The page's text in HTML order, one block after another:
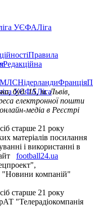
УЄФАЛіга
Правила
Редакційна
МЛСНідерландиФранція
УЄФАЛіга
буд. 15, м. Львів,
електронної пошти
медіа в Реєстрі
старше 21 року
матеріалів посилання
і використанні в
football24.ua
"Новини компаній"
старше 21 року
"Телерадіокомпанія